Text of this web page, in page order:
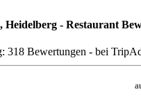
Heidelberg - Restaurant
318 Bewertungen - bei